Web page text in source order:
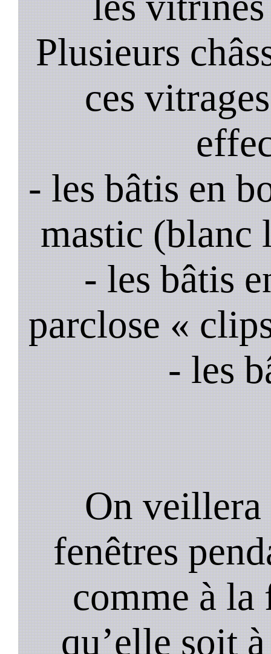
Plusieurs
ces
- les bâtis en
mastic (blanc
- les bâtis
parclose «
- les
On veillera
fenêtres
comme à
qu’elle soit